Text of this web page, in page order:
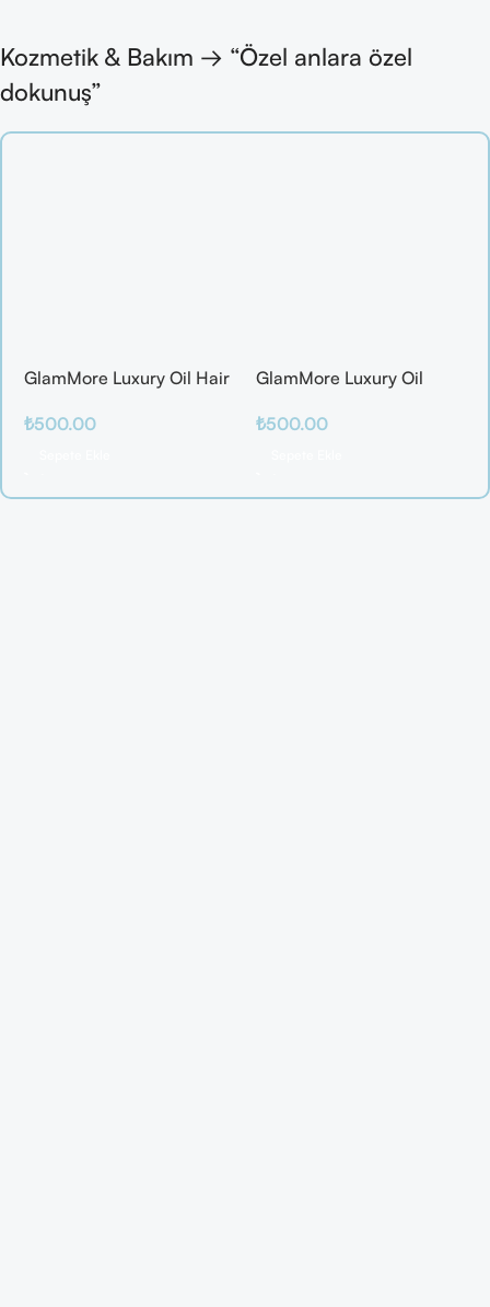
Kozmetik & Bakım → “Özel anlara özel
dokunuş”
GlamMore Luxury Oil Hair
₺500.00
GlamMore Luxury Oil
Saç Kırılmalarına Karşı
₺500.00